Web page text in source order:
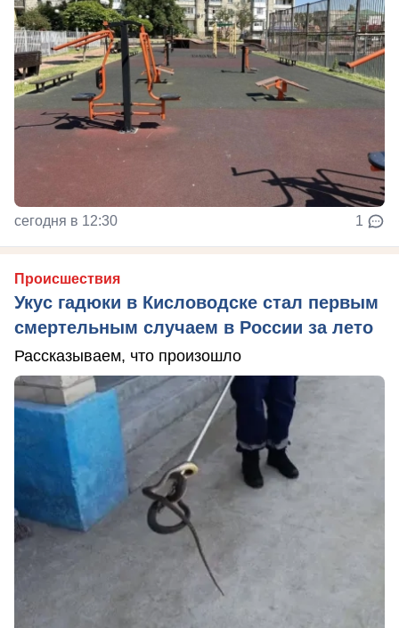
сегодня в 12:30 1
Происшествия
Укус гадюки в Кисловодске стал первым
смертельным случаем в России за лето
Рассказываем, что произошло